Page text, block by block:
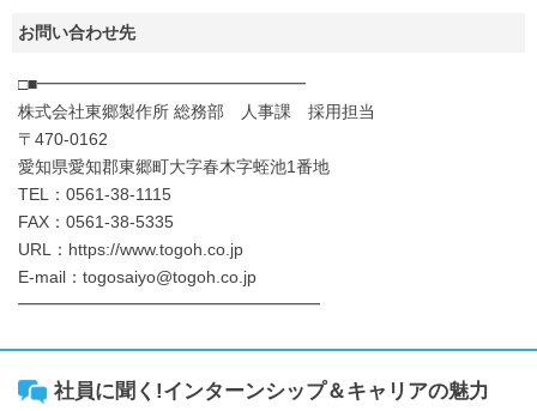
お問い合わせ先
□■━━━━━━━━━━━━━━━━
株式会社東郷製作所 総務部 人事課 採用担当
〒470-0162
愛知県愛知郡東郷町大字春木字蛭池1番地
TEL：0561-38-1115
FAX：0561-38-5335
URL：https://www.togoh.co.jp
E-mail：togosaiyo@togoh.co.jp
━━━━━━━━━━━━━━━━━━
社員に聞く!インターンシップ＆キャリアの魅力